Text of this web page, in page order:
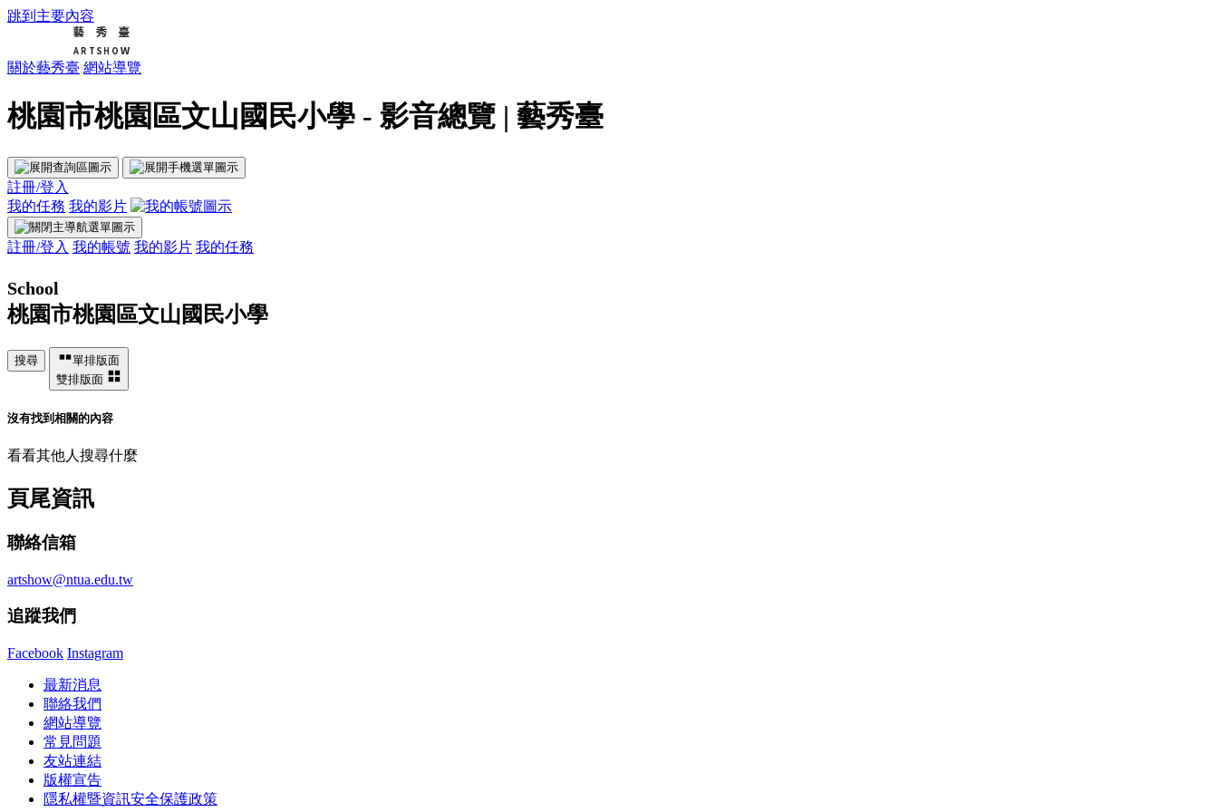
跳到主要內容
關於藝秀臺 網站導覽
桃園市桃園區文山國民小學 - 影音總覽 | 藝秀臺
註冊/登入
我的任務 我的影片
註冊/登入 我的帳號 我的影片 我的任務
School
桃園市桃園區文山國民小學
搜尋
單排版面
雙排版面
沒有找到相關的內容
看看其他人搜尋什麼
頁尾資訊
聯絡信箱
artshow@ntua.edu.tw
追蹤我們
Facebook Instagram
最新消息
聯絡我們
網站導覽
常見問題
友站連結
版權宣告
隱私權暨資訊安全保護政策